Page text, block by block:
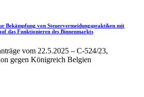
Bekämpfung von Steuervermeidungspraktiken mit
das Funktionieren des Binnenmarkts
vom 22.5.2025 – C-524/23,
gegen Königreich Belgien